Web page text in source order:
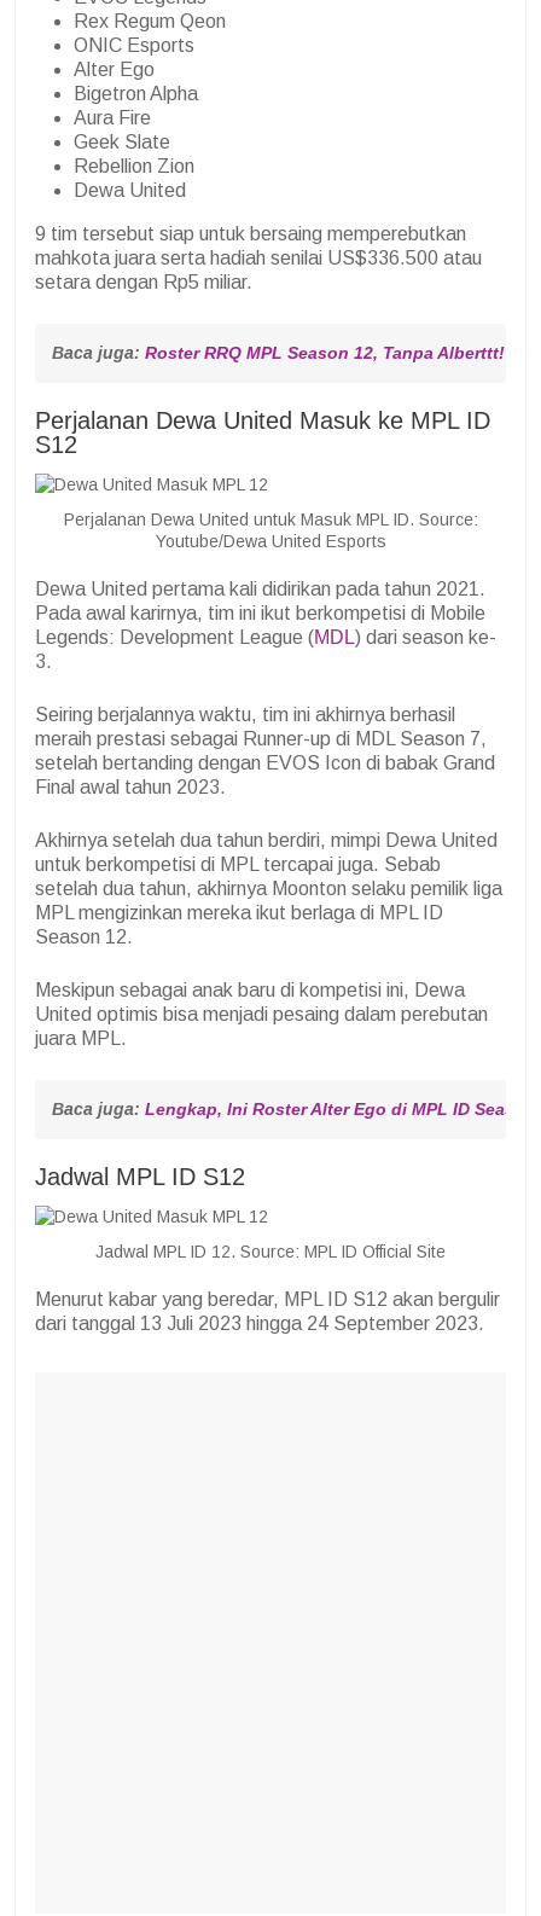
Rex Regum Qeon
ONIC Esports
Alter Ego
Bigetron Alpha
Aura Fire
Geek Slate
Rebellion Zion
Dewa United
9 tim tersebut siap untuk bersaing memperebutkan
mahkota juara serta hadiah senilai US$336.500 atau
setara dengan Rp5 miliar.
Baca juga: Roster RRQ MPL Season 12, Tanpa Alberttt!
Perjalanan Dewa United Masuk ke MPL ID
S12
Perjalanan Dewa United untuk Masuk MPL ID. Source:
Youtube/Dewa United Esports
Dewa United pertama kali didirikan pada tahun 2021.
Pada awal karirnya, tim ini ikut berkompetisi di Mobile
Legends: Development League (MDL) dari season ke-
3.
Seiring berjalannya waktu, tim ini akhirnya berhasil
meraih prestasi sebagai Runner-up di MDL Season 7,
setelah bertanding dengan EVOS Icon di babak Grand
Final awal tahun 2023.
Akhirnya setelah dua tahun berdiri, mimpi Dewa United
untuk berkompetisi di MPL tercapai juga. Sebab
setelah dua tahun, akhirnya Moonton selaku pemilik liga
MPL mengizinkan mereka ikut berlaga di MPL ID
Season 12.
Meskipun sebagai anak baru di kompetisi ini, Dewa
United optimis bisa menjadi pesaing dalam perebutan
juara MPL.
Baca juga: Lengkap, Ini Roster Alter Ego di MPL ID Season
Jadwal MPL ID S12
Jadwal MPL ID 12. Source: MPL ID Official Site
Menurut kabar yang beredar, MPL ID S12 akan bergulir
dari tanggal 13 Juli 2023 hingga 24 September 2023.